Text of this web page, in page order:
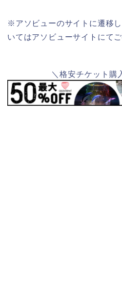
※アソビューのサイトに遷移
いてはアソビューサイトにて
＼格安チケット購